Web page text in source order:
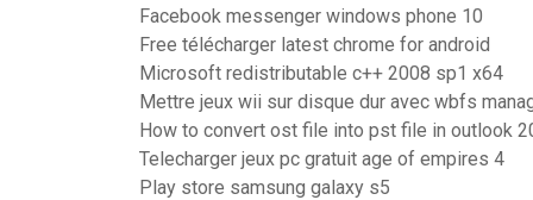
Facebook messenger windows phone 10
Free télécharger latest chrome for android
Microsoft redistributable c++ 2008 sp1 x64
Mettre jeux wii sur disque dur avec wbfs
How to convert ost file into pst file in outlook
Telecharger jeux pc gratuit age of empires 4
Play store samsung galaxy s5